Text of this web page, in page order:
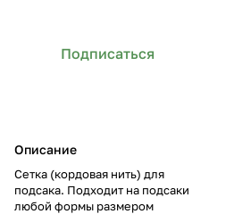
Подписаться
Описание
Сетка (кордовая нить) для
подсака. Подходит на подсаки
любой формы размером